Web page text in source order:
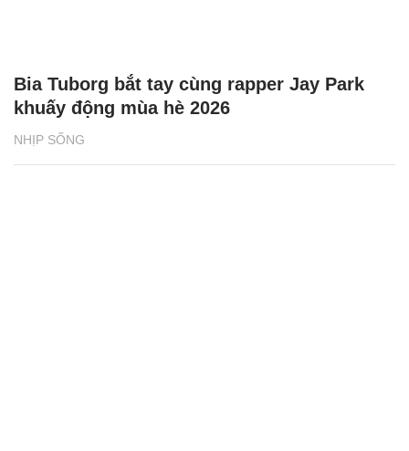
NHỊP SỐNG
Bia Tuborg bắt tay cùng rapper Jay Park
khuấy động mùa hè 2026